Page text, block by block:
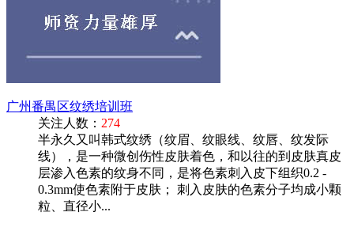
广州番禺区纹绣培训班
关注人数： 274
半永久又叫韩式纹绣（纹眉、纹眼线、纹唇、纹发际
线），是一种微创伤性皮肤着色，和以往的到皮肤真皮
层渗入色素的纹身不同，是将色素刺入皮下组织0.2 -
0.3mm使色素附于皮肤； 刺入皮肤的色素分子均成小颗
粒、直径小...